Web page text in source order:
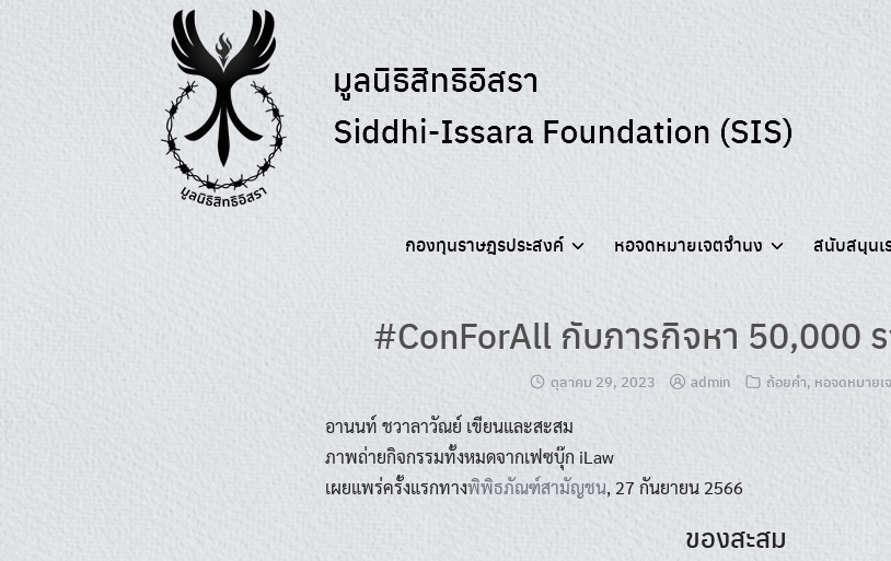
กองทุนราษฎรประสงค์ หอจดหมายเจตจำนง สนับสนุนเ
#ConForAll กับภารกิจหา 50,000
ตุลาคม 29, 2023 admin ถ้อยคำ, หอจดหมายเ
อานนท์ ชวาลาวัณย์ เขียนและสะสม
ภาพถ่ายกิจกรรมทั้งหมดจากเฟซบุ๊ก iLaw
เผยแพร่ครั้งแรกทางพิพิธภัณฑ์สามัญชน, 27 กันยายน 2566
ของสะสม